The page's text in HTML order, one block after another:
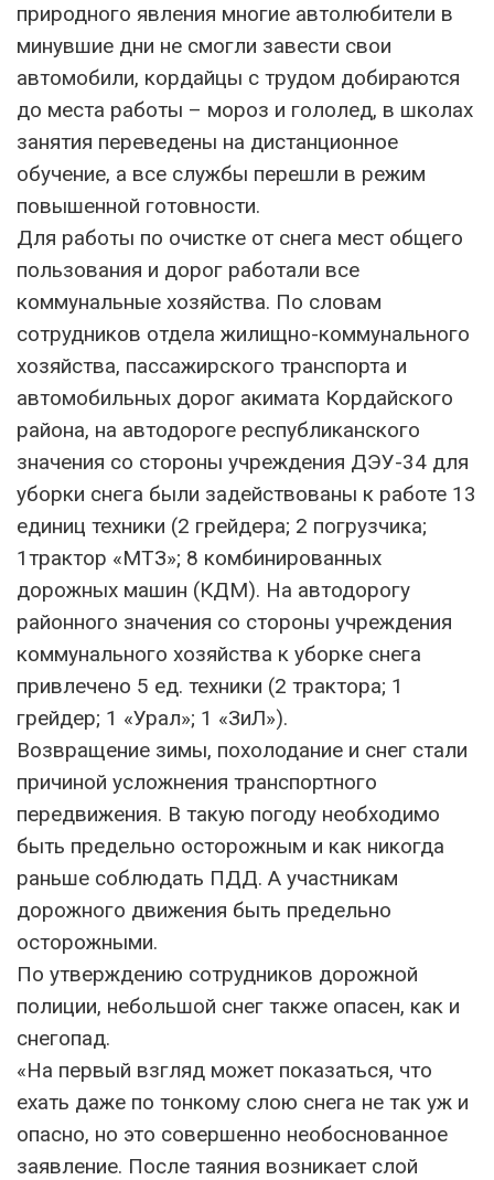
природного явления многие автолюбители в
минувшие дни не смогли завести свои
автомобили, кордайцы с трудом добираются
до места работы – мороз и гололед, в школах
занятия переведены на дистанционное
обучение, а все службы перешли в режим
повышенной готовности.
Для работы по очистке от снега мест общего
пользования и дорог работали все
коммунальные хозяйства. По словам
сотрудников отдела жилищно-коммунального
хозяйства, пассажирского транспорта и
автомобильных дорог акимата Кордайского
района, на автодороге республиканского
значения со стороны учреждения ДЭУ-34 для
уборки снега были задействованы к работе 13
единиц техники (2 грейдера; 2 погрузчика;
1трактор «МТЗ»; 8 комбинированных
дорожных машин (КДМ). На автодорогу
районного значения со стороны учреждения
коммунального хозяйства к уборке снега
привлечено 5 ед. техники (2 трактора; 1
грейдер; 1 «Урал»; 1 «ЗиЛ»).
Возвращение зимы, похолодание и снег стали
причиной усложнения транспортного
передвижения. В такую погоду необходимо
быть предельно осторожным и как никогда
раньше соблюдать ПДД. А участникам
дорожного движения быть предельно
осторожными.
По утверждению сотрудников дорожной
полиции, небольшой снег также опасен, как и
снегопад.
«На первый взгляд может показаться, что
ехать даже по тонкому слою снега не так уж и
опасно, но это совершенно необоснованное
заявление. После таяния возникает слой